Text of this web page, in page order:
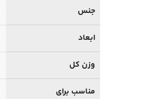
جنس
ابعاد
وزن کل
مناسب برای